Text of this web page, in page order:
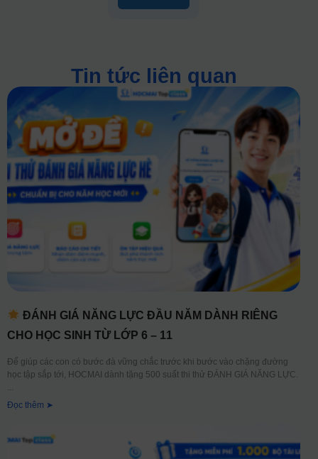
Tin tức liên quan
ĐÁNH GIÁ NĂNG LỰC ĐẦU NĂM DÀNH RIÊNG
CHO HỌC SINH TỪ LỚP 6 – 11
Để giúp các con có bước đà vững chắc trước khi bước vào chặng đường
học tập sắp tới, HOCMAI dành tặng 500 suất thi thử ĐÁNH GIÁ NĂNG LỰC.
Đọc thêm ➤